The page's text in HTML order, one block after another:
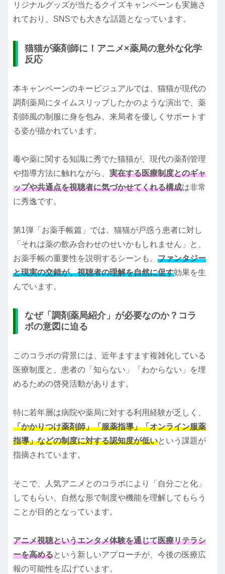
リジナルグッズが当たるクイズキャンペーンも実施さ
れており、SNSでも大きな話題となっています。
猫猫が薬剤師に！アニメ×薬局の意外な化学
反応
本キャンペーンのキービジュアルでは、猫猫が現代の
調剤薬局にタイムスリップしたかのような演出で、薬
剤師風の制服に身を包み、来局者を優しくサポートす
る姿が描かれています。
毒や薬に関する知識に秀でた猫猫が、現代の薬剤管理
や指導方法に触れながら、 実在する医療制度とのギャ
ップや共通点を視聴者に気づかせてくれる構成は非常
に秀逸です。
第1弾「お薬手帳篇」では、猫猫が戸惑う患者に対し
「それは薬の飲み合わせのせいかもしれません」と、
お薬手帳の重要性を説明するシーンも。 ファンタジー
と現実の交錯が、視聴者の理解を自然に促す効果を生
んでいます。
なぜ「調剤薬局紹介」が必要なのか？コラ
ボの意図に迫る
このコラボの背景には、近年ますます複雑化している
医療制度と、患者の「知らない」「わからない」を埋
めるための啓発活動があります。
特に若年層は病院や薬局に対する利用経験が乏しく、
「かかりつけ薬剤師」「服薬指導」「オンライン服薬
指導」などの制度に対する認知度が低いという課題が
指摘されています。
そこで、人気アニメとのコラボにより「自分ごと化」
してもらい、自然な形で制度や機能を理解してもらう
ことが目的となっています。
アニメ視聴というエンタメ体験を通じて医療リテラシ
ーを高めるという新しいアプローチが、今後の医療広
報の可能性を広げています。